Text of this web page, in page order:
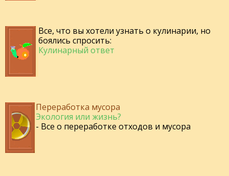
Все, что вы хотели узнать о кулинарии, но
боялись спросить:
Кулинарный ответ
Переработка мусора
Экология или жизнь?
- Все о переработке отходов и мусора